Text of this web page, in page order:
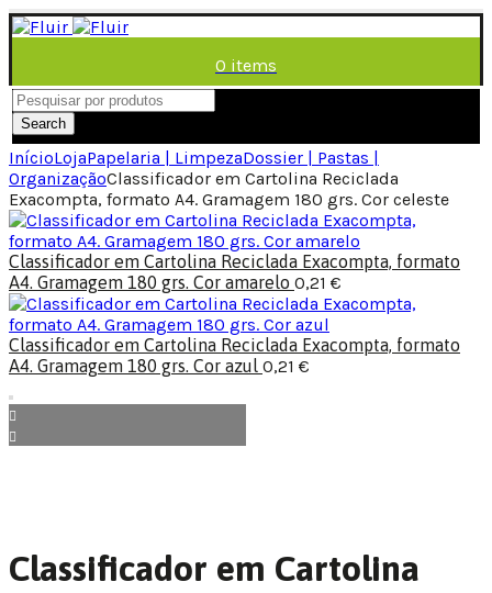
0 items
/ 0,00€
Menu
Search
InícioLojaPapelaria | LimpezaDossier | Pastas |
OrganizaçãoClassificador em Cartolina Reciclada
Exacompta, formato A4. Gramagem 180 grs. Cor celeste
Classificador em Cartolina Reciclada Exacompta, formato
A4. Gramagem 180 grs. Cor amarelo 0,21 €
Classificador em Cartolina Reciclada Exacompta, formato
A4. Gramagem 180 grs. Cor azul 0,21 €
Classificador em Cartolina